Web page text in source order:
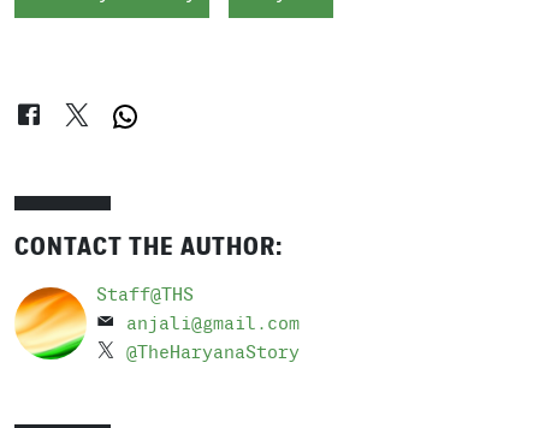
CONTACT THE AUTHOR:
Staff@THS
anjali@gmail.com
@TheHaryanaStory